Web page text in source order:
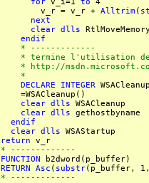
v_r = v_r + Alltrim(
next
clear dlls
endif
* -------------
* termine l'utilisation de
* http://
*
DECLARE
INTEGER
=WSACleanup()
clear dlls WSACleanup
clear dlls gethostbyname
endif
clear dlls WSAStartup
return v_r
* -------------
FUNCTION b2dword(p_buffer)
RETURN
Asc ( substr(p_buffer,
* -------------